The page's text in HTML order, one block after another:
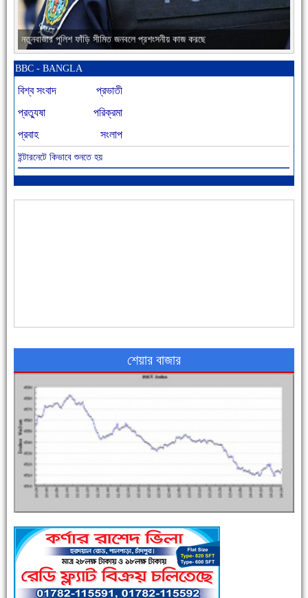
নতুনবাজার পুলিশ ফাঁড়ি সীমিত জনবলে প্রশংসনীয় কাজ করছে
আজ বিশিষ্ট শিক্ষাবিদ এ.টি. আহমেদ হোসাইন রুশদীর ৪৬তম মৃত্যুবার্ষিকী
এক সপ্তাহে শনাক্ত বেড়েছে ৫৫%, মৃত্যু ৪৬%
পুলিশ সদস্যদের জন্যে এসপির মৌসুমি ফল উপহার
BBC - BANGLA
বিশ্ব সংবাদ
প্রভাতী
প্রত্যুষা
পরিক্রমা
প্রবাহ
সংলাপ
ইন্টারনেটে কিভাবে শুনতে হয়
শেয়ার বাজার